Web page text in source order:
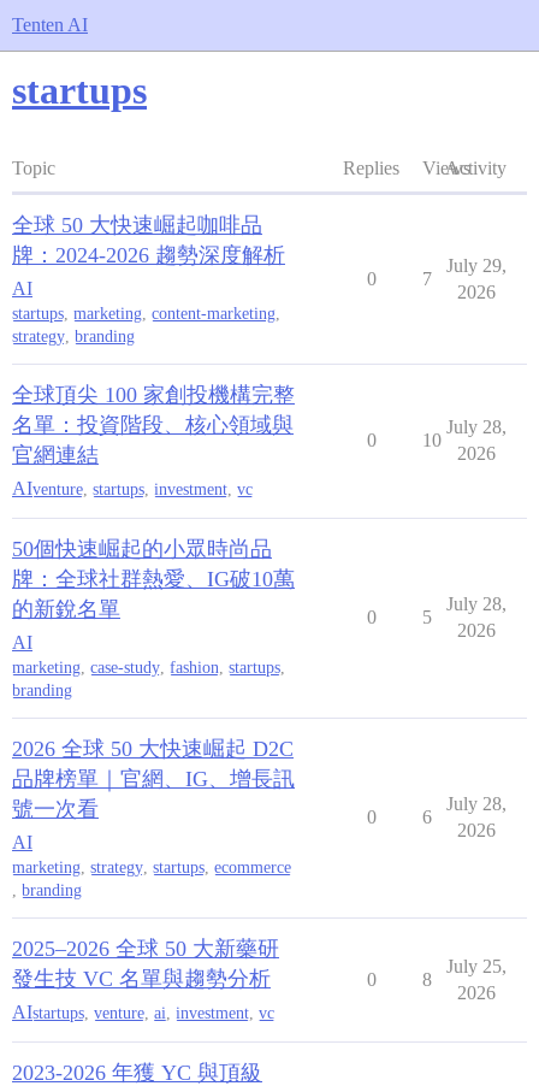
Tenten AI
startups
Topic Replies ViewsActivity
全球 50 大快速崛起咖啡品
牌：2024-2026 趨勢深度解析
AI
startups, marketing, content-marketing,
strategy, branding
0 7
July 29,
2026
全球頂尖 100 家創投機構完整
名單：投資階段、核心領域與
官網連結
AIventure startups investment vc
0 10
July 28,
2026
50個快速崛起的小眾時尚品
牌：全球社群熱愛、IG破10萬
的新銳名單
AI
marketing, case-study, fashion, startups,
branding
0 5
July 28,
2026
2026 全球 50 大快速崛起 D2C
品牌榜單｜官網、IG、增長訊
號一次看
AI
marketing, strategy, startups, ecommerce
, branding
0 6
July 28,
2026
2025–2026 全球 50 大新藥研
發生技 VC 名單與趨勢分析
AIstartups venture ai investment vc
0 8
July 25,
2026
2023-2026 年獲 YC 與頂級